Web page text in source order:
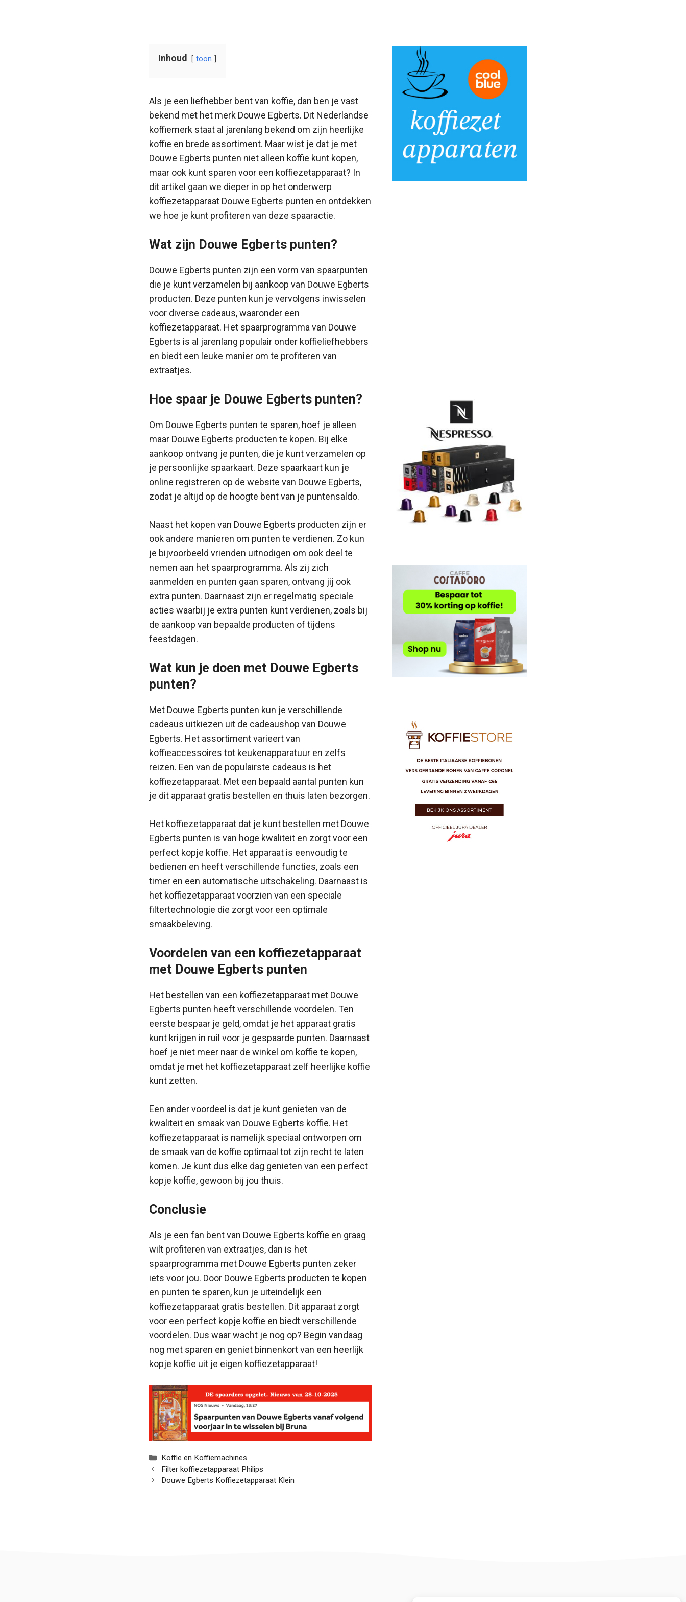
Inhoud toon
Als je een liefhebber bent van koffie, dan ben je vast
bekend met het merk Douwe Egberts. Dit Nederlandse
koffiemerk staat al jarenlang bekend om zijn heerlijke
koffie en brede assortiment. Maar wist je dat je met
Douwe Egberts punten niet alleen koffie kunt kopen,
maar ook kunt sparen voor een koffiezetapparaat? In
dit artikel gaan we dieper in op het onderwerp
koffiezetapparaat Douwe Egberts punten en ontdekken
we hoe je kunt profiteren van deze spaaractie.
Wat zijn Douwe Egberts punten?
Douwe Egberts punten zijn een vorm van spaarpunten
die je kunt verzamelen bij aankoop van Douwe Egberts
producten. Deze punten kun je vervolgens inwisselen
voor diverse cadeaus, waaronder een
koffiezetapparaat. Het spaarprogramma van Douwe
Egberts is al jarenlang populair onder koffieliefhebbers
en biedt een leuke manier om te profiteren van
extraatjes.
Hoe spaar je Douwe Egberts punten?
Om Douwe Egberts punten te sparen, hoef je alleen
maar Douwe Egberts producten te kopen. Bij elke
aankoop ontvang je punten, die je kunt verzamelen op
je persoonlijke spaarkaart. Deze spaarkaart kun je
online registreren op de website van Douwe Egberts,
zodat je altijd op de hoogte bent van je puntensaldo.
Naast het kopen van Douwe Egberts producten zijn er
ook andere manieren om punten te verdienen. Zo kun
je bijvoorbeeld vrienden uitnodigen om ook deel te
nemen aan het spaarprogramma. Als zij zich
aanmelden en punten gaan sparen, ontvang jij ook
extra punten. Daarnaast zijn er regelmatig speciale
acties waarbij je extra punten kunt verdienen, zoals bij
de aankoop van bepaalde producten of tijdens
feestdagen.
Wat kun je doen met Douwe Egberts
punten?
Met Douwe Egberts punten kun je verschillende
cadeaus uitkiezen uit de cadeaushop van Douwe
Egberts. Het assortiment varieert van
koffieaccessoires tot keukenapparatuur en zelfs
reizen. Een van de populairste cadeaus is het
koffiezetapparaat. Met een bepaald aantal punten kun
je dit apparaat gratis bestellen en thuis laten bezorgen.
Het koffiezetapparaat dat je kunt bestellen met Douwe
Egberts punten is van hoge kwaliteit en zorgt voor een
perfect kopje koffie. Het apparaat is eenvoudig te
bedienen en heeft verschillende functies, zoals een
timer en een automatische uitschakeling. Daarnaast is
het koffiezetapparaat voorzien van een speciale
filtertechnologie die zorgt voor een optimale
smaakbeleving.
Voordelen van een koffiezetapparaat
met Douwe Egberts punten
Het bestellen van een koffiezetapparaat met Douwe
Egberts punten heeft verschillende voordelen. Ten
eerste bespaar je geld, omdat je het apparaat gratis
kunt krijgen in ruil voor je gespaarde punten. Daarnaast
hoef je niet meer naar de winkel om koffie te kopen,
omdat je met het koffiezetapparaat zelf heerlijke koffie
kunt zetten.
Een ander voordeel is dat je kunt genieten van de
kwaliteit en smaak van Douwe Egberts koffie. Het
koffiezetapparaat is namelijk speciaal ontworpen om
de smaak van de koffie optimaal tot zijn recht te laten
komen. Je kunt dus elke dag genieten van een perfect
kopje koffie, gewoon bij jou thuis.
Conclusie
Als je een fan bent van Douwe Egberts koffie en graag
wilt profiteren van extraatjes, dan is het
spaarprogramma met Douwe Egberts punten zeker
iets voor jou. Door Douwe Egberts producten te kopen
en punten te sparen, kun je uiteindelijk een
koffiezetapparaat gratis bestellen. Dit apparaat zorgt
voor een perfect kopje koffie en biedt verschillende
voordelen. Dus waar wacht je nog op? Begin vandaag
nog met sparen en geniet binnenkort van een heerlijk
kopje koffie uit je eigen koffiezetapparaat!
Categorieën
Koffie en Koffiemachines
Filter koffiezetapparaat Philips
Douwe Egberts Koffiezetapparaat Klein